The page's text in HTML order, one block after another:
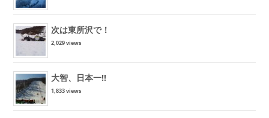
次は東所沢で！
2,029 views
大智、日本一!!
1,833 views